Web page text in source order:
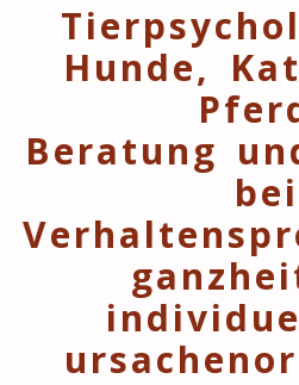
Hunde,
Beratung
bei